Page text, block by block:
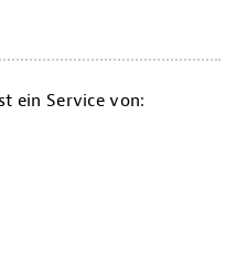
ein Service von: